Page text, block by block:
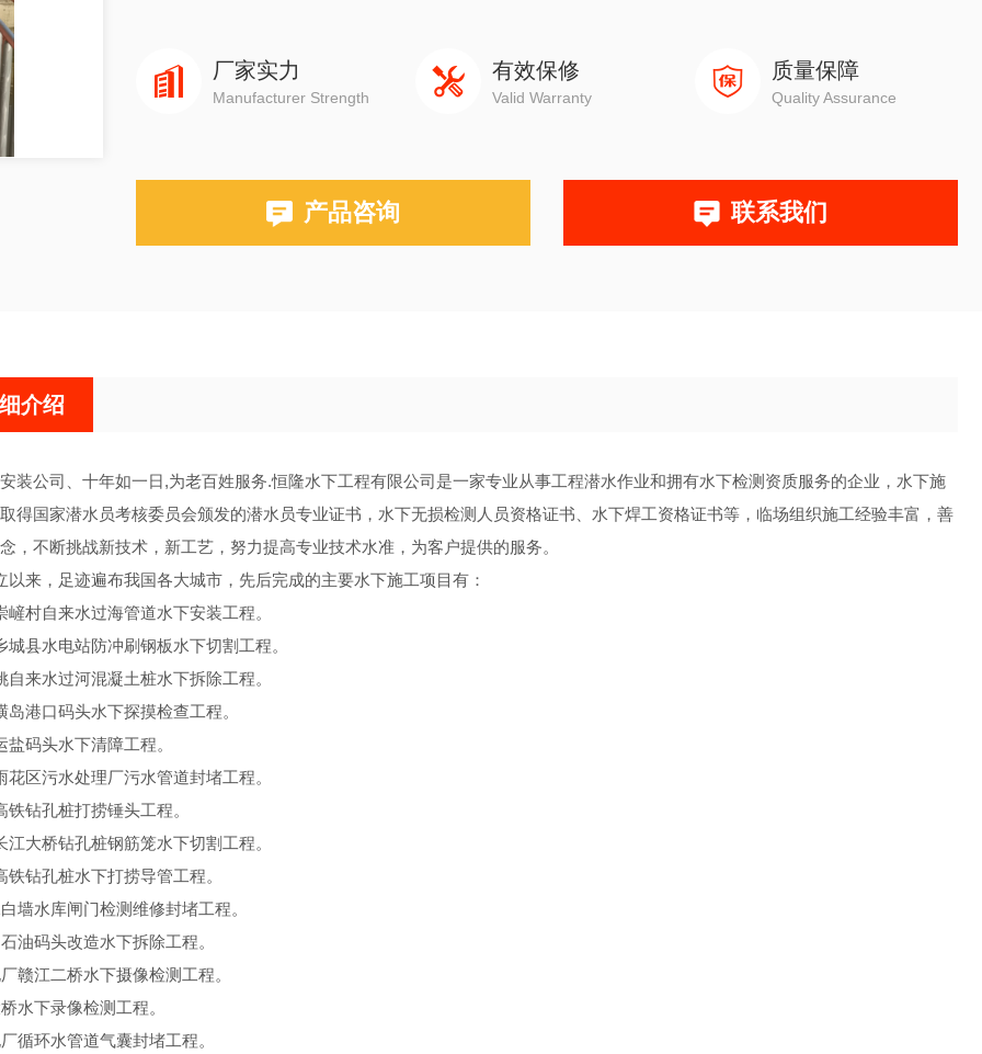
厂家实力
Manufacturer Strength
有效保修
Valid Warranty
质量保障
Quality Assurance
产品咨询 联系我们
介绍
装公司、十年如一日,为老百姓服务.恒隆水下工程有限公司是一家专业从事工程潜水作业和拥有水下检测资质服务的企业，水下施
得国家潜水员考核委员会颁发的潜水员专业证书，水下无损检测人员资格证书、水下焊工资格证书等，临场组织施工经验丰富，善
，不断挑战新技术，新工艺，努力提高专业技术水准，为客户提供的服务。
来，足迹遍布我国各大城市，先后完成的主要水下施工项目有：
嵼村自来水过海管道水下安装工程。
城县水电站防冲刷钢板水下切割工程。
自来水过河混凝土桩水下拆除工程。
岛港口码头水下探摸检查工程。
盐码头水下清障工程。
花区污水处理厂污水管道封堵工程。
铁钻孔桩打捞锤头工程。
江大桥钻孔桩钢筋笼水下切割工程。
铁钻孔桩水下打捞导管工程。
墙水库闸门检测维修封堵工程。
油码头改造水下拆除工程。
赣江二桥水下摄像检测工程。
水下录像检测工程。
循环水管道气囊封堵工程。